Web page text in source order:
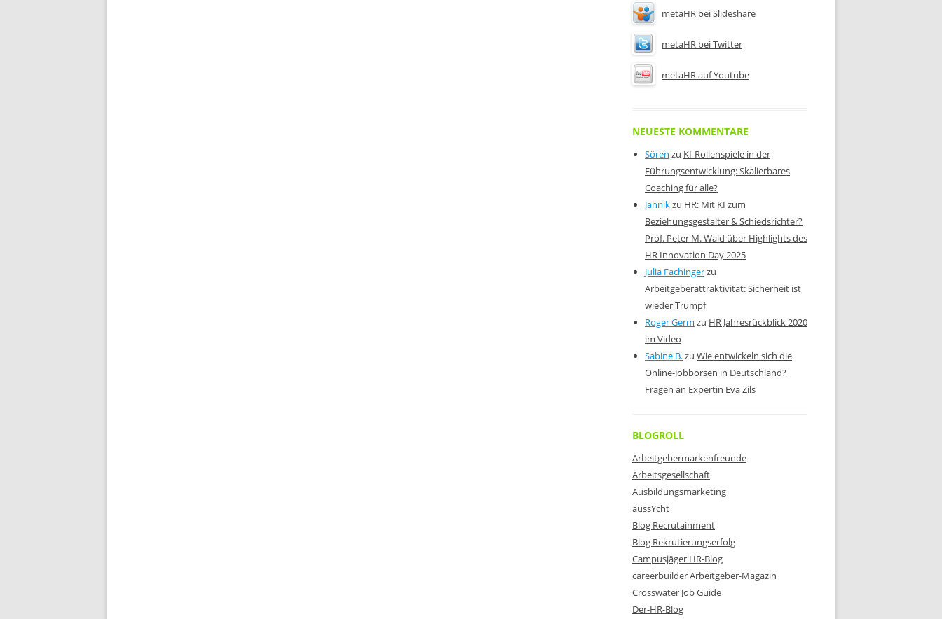
metaHR bei Slideshare
metaHR bei Twitter
metaHR auf Youtube
NEUESTE KOMMENTARE
Sören zu KI-Rollenspiele in der
Führungsentwicklung: Skalierbares
Coaching für alle?
Jannikzu HR: Mit KI zum
Beziehungsgestalter & Schiedsrichter?
Prof. Peter M. Wald über Highlights des
HR Innovation Day 2025
Julia Fachingerzu
Arbeitgeberattraktivität: Sicherheit ist
wieder Trumpf
Roger Germ zu HR Jahresrückblick 2020
im Video
Sabine B.zu Wie entwickeln sich die
Online-Jobbörsen in Deutschland?
Fragen an Expertin Eva Zils
BLOGROLL
Arbeitgebermarkenfreunde
Arbeitsgesellschaft
Ausbildungsmarketing
aussYcht
Blog Recrutainment
Blog Rekrutierungserfolg
Campusjäger HR-Blog
careerbuilder Arbeitgeber-Magazin
Crosswater Job Guide
Der-HR-Blog